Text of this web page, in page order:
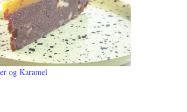
og Karamel